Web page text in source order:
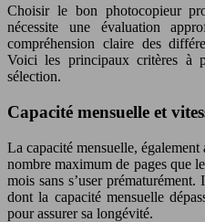
Choisir le bon photocopieur
nécessite une évaluation
compréhension claire des
Voici les principaux critères à
sélection.
Capacité mensuelle et
La capacité mensuelle,
nombre maximum de pages que
mois sans s’user
dont la capacité mensuelle
pour assurer sa longévité.